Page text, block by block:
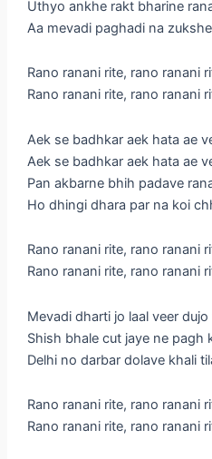
Uthyo ankhe rakt bharine
Aa mevadi paghadi na
Rano ranani rite, rano ranani
Rano ranani rite, rano ranani
Aek se badhkar aek hata ae
Aek se badhkar aek hata ae
Pan akbarne bhih padave
Ho dhingi dhara par na koi
Rano ranani rite, rano ranani
Rano ranani rite, rano ranani
Mevadi dharti jo laal veer
Shish bhale cut jaye ne pagh
Delhi no darbar dolave khali
Rano ranani rite, rano ranani
Rano ranani rite, rano ranani